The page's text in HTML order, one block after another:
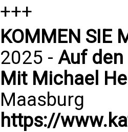
+++
KOMMEN SIE
2025 - Auf den
Mit Michael
Maasburg
https://